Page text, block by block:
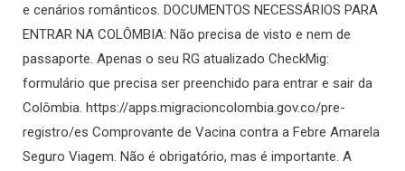
e cenários românticos. DOCUMENTOS NECESSÁRIOS PARA
ENTRAR NA COLÔMBIA: Não precisa de visto e nem de
passaporte. Apenas o seu RG atualizado CheckMig:
formulário que precisa ser preenchido para entrar e sair da
Colômbia. https://apps.migracioncolombia.gov.co/pre-
registro/es Comprovante de Vacina contra a Febre Amarela
Seguro Viagem. Não é obrigatório, mas é importante. A